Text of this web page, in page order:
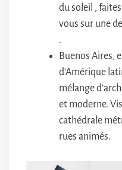
du soleil ,
vous sur une
.
Buenos Aires,
d’Amérique
mélange
et moderne.
cathédrale
rues animés.